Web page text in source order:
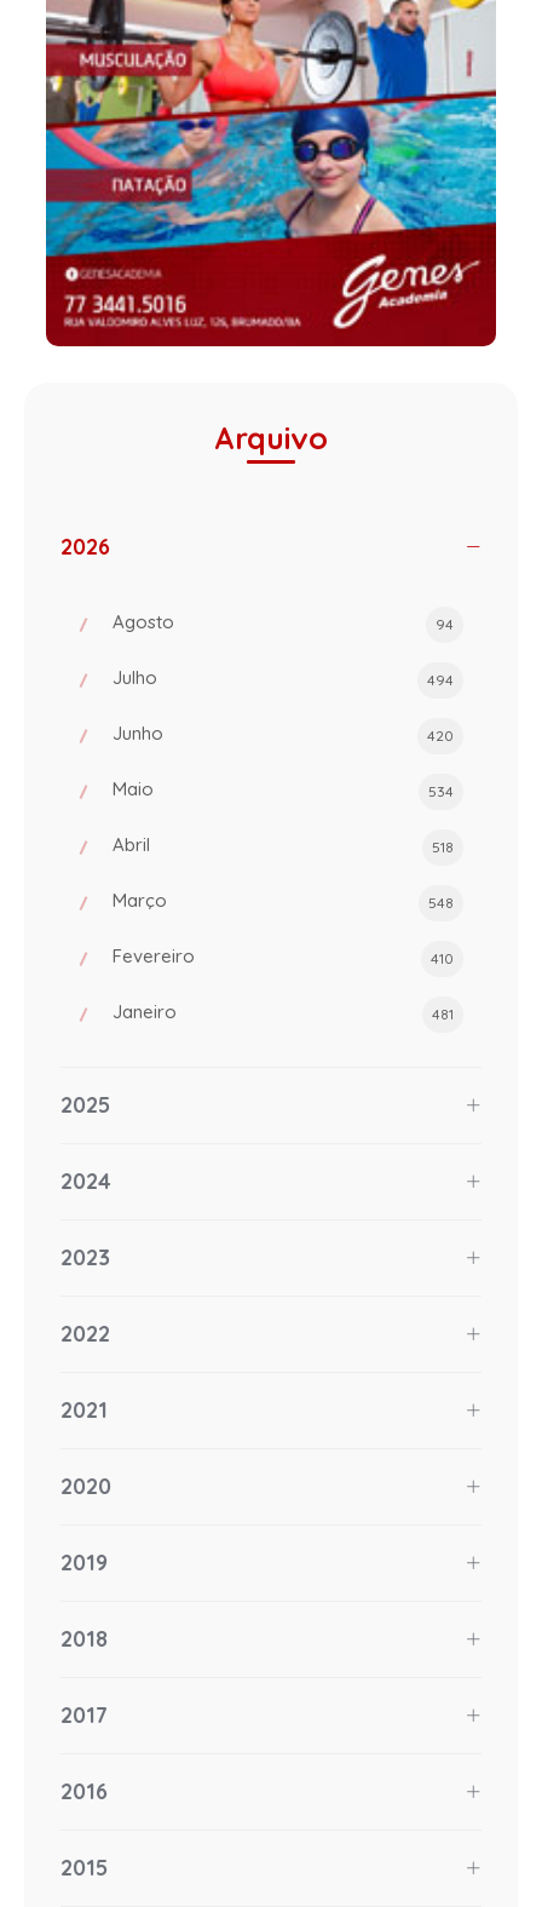
Arquivo
2026
Agosto 94
Julho 494
Junho 420
Maio 534
Abril 518
Março 548
Fevereiro 410
Janeiro 481
2025
2024
2023
2022
2021
2020
2019
2018
2017
2016
2015